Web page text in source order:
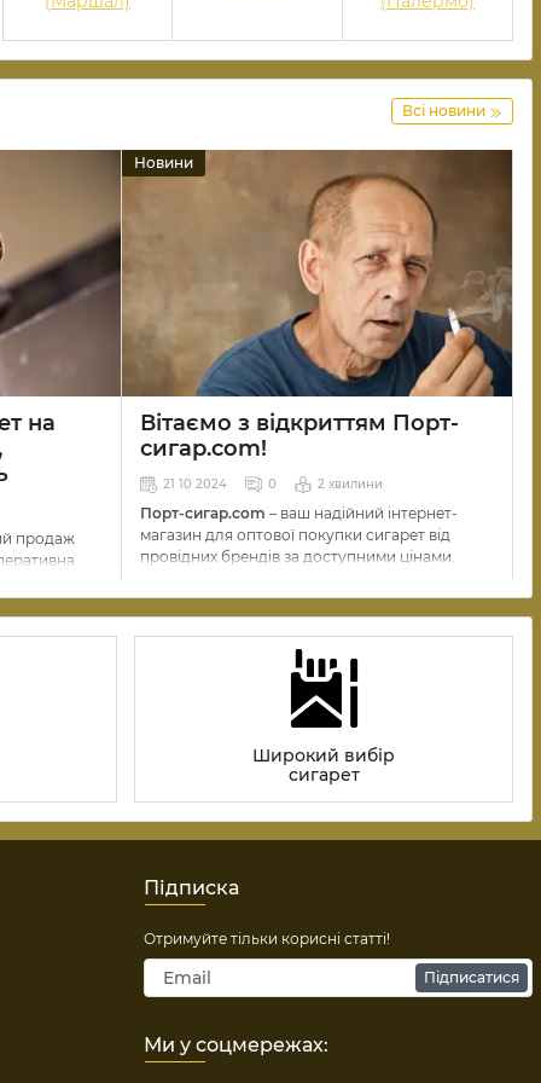
Всі новини
на
продаж
Новини
Вітаємо з відкриттям Порт-
сигар.com!
21 10 2024 0 2 хвилини
Порт-сигар.com – ваш надійний інтернет-
магазин для оптової покупки сигарет від
провідних брендів за доступними цінами.
Широкий вибір
сигарет
Підписка
Отримуйте тільки корисні статті!
Підписатися
Ми у соцмережах: